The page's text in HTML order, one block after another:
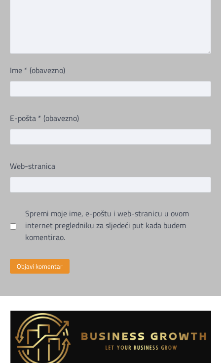
Ime * (obavezno)
E-pošta * (obavezno)
Web-stranica
Spremi moje ime, e-poštu i web-stranicu u ovom
internet pregledniku za sljedeći put kada budem
komentirao.